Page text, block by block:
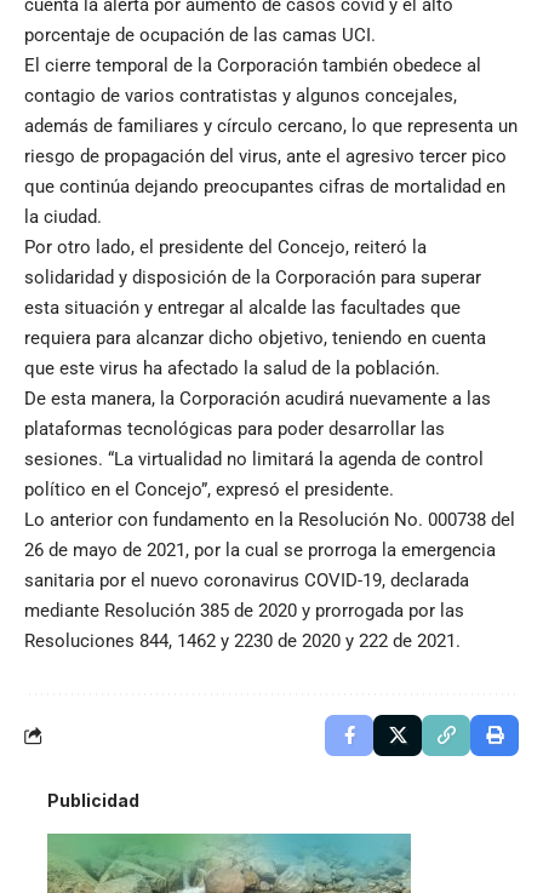
cuenta la alerta por aumento de casos covid y el alto
porcentaje de ocupación de las camas UCI.
El cierre temporal de la Corporación también obedece al
contagio de varios contratistas y algunos concejales,
además de familiares y círculo cercano, lo que representa un
riesgo de propagación del virus, ante el agresivo tercer pico
que continúa dejando preocupantes cifras de mortalidad en
la ciudad.
Por otro lado, el presidente del Concejo, reiteró la
solidaridad y disposición de la Corporación para superar
esta situación y entregar al alcalde las facultades que
requiera para alcanzar dicho objetivo, teniendo en cuenta
que este virus ha afectado la salud de la población.
De esta manera, la Corporación acudirá nuevamente a las
plataformas tecnológicas para poder desarrollar las
sesiones. “La virtualidad no limitará la agenda de control
político en el Concejo”, expresó el presidente.
Lo anterior con fundamento en la Resolución No. 000738 del
26 de mayo de 2021, por la cual se prorroga la emergencia
sanitaria por el nuevo coronavirus COVID-19, declarada
mediante Resolución 385 de 2020 y prorrogada por las
Resoluciones 844, 1462 y 2230 de 2020 y 222 de 2021.
Publicidad